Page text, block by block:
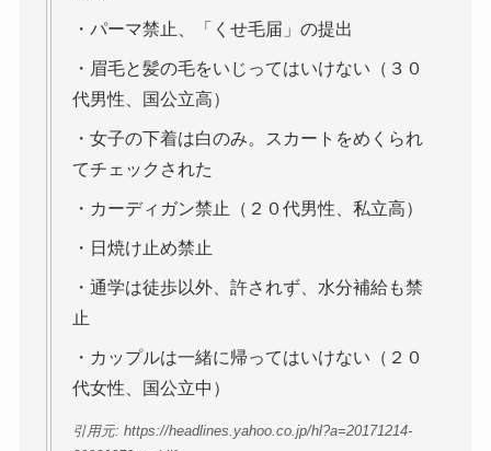
・パーマ禁止、「くせ毛届」の提出
・眉毛と髪の毛をいじってはいけない（３０
代男性、国公立高）
・女子の下着は白のみ。スカートをめくられ
てチェックされた
・カーディガン禁止（２０代男性、私立高）
・日焼け止め禁止
・通学は徒歩以外、許されず、水分補給も禁
止
・カップルは一緒に帰ってはいけない（２０
代女性、国公立中）
引用元: https://headlines.yahoo.co.jp/hl?a=20171214-